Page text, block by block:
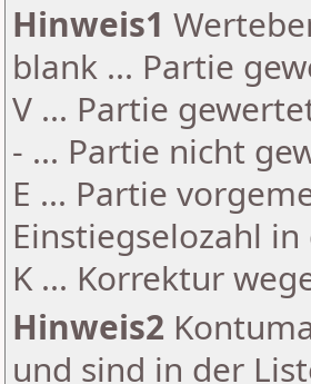
Hinweis1
blank ... Partie
V ... Partie
- ... Partie nicht
E ... Partie
Einstiegselozahl
K ... Korrektur
Hinweis2
und sind in der